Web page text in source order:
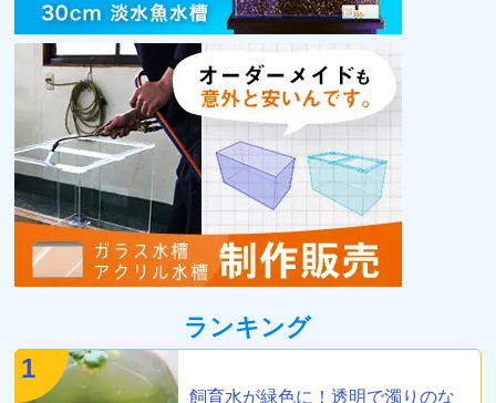
ランキング
1
飼育水が緑色に！透明で濁りのな